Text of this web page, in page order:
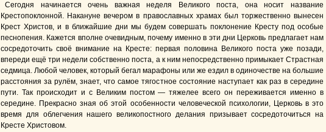
Сегодня начинается очень важная неделя Великого поста, она носит название
Крестопоклонной. Накануне вечером в православных храмах был торжественно вынесен
Крест Христов, и в ближайшие дни мы будем совершать поклонение Кресту под особые
песнопения. Кажется вполне очевидным, почему именно в эти дни Церковь предлагает нам
сосредоточить своё внимание на Кресте: первая половина Великого поста уже позади,
впереди ещё три недели собственно поста, а к ним непосредственно примыкает Страстная
седмица. Любой человек, который бегал марафоны или же ездил в одиночестве на большие
расстояния за рулём, знает, что самое тягостное состояние наступает как раз в середине
пути. Так происходит и с Великим постом — тяжелее всего он переживается именно в
середине. Прекрасно зная об этой особенности человеческой психологии, Церковь в это
время для облегчения нашего великопостного делания призывает сосредоточиться на
Кресте Христовом.